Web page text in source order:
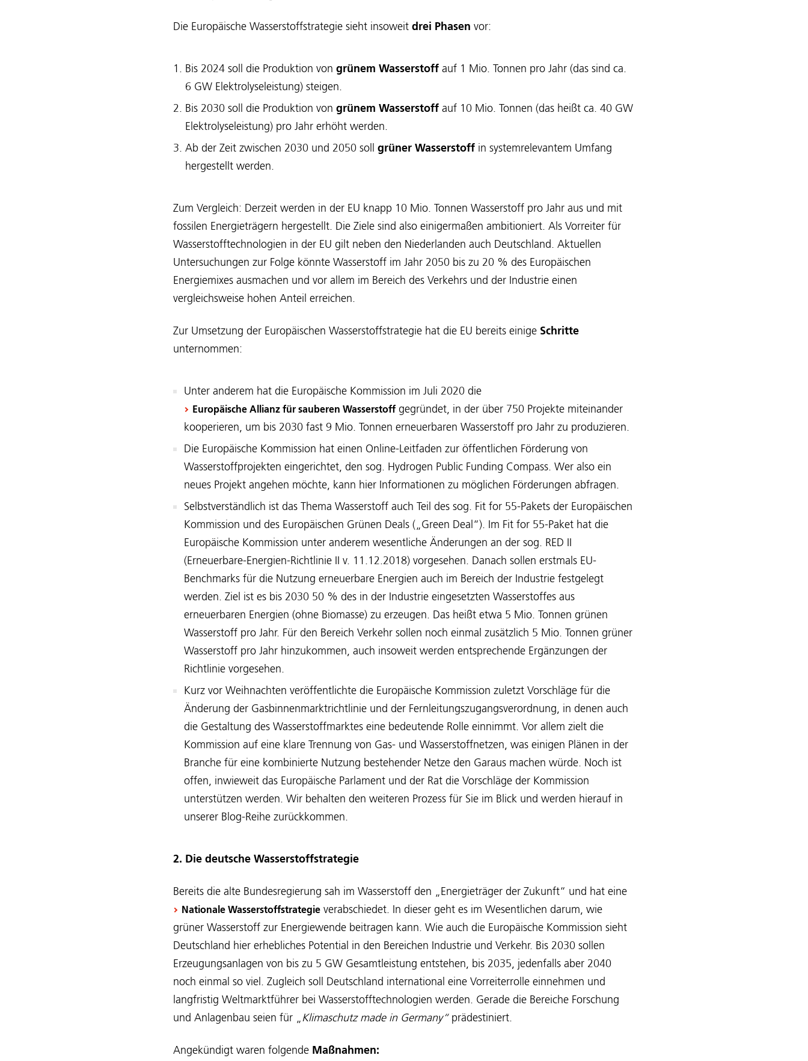
Die Europäische Wasserstoffstrategie sieht insoweit drei Phasen vor:
Bis 2024 soll die Produktion von grünem Wasserstoff auf 1 Mio. Tonnen pro Jahr (das sind ca.
6 GW Elektrolyseleistung) steigen.
Bis 2030 soll die Produktion von grünem Wasserstoff auf 10 Mio. Tonnen (das heißt ca. 40 GW
Elektrolyseleistung) pro Jahr erhöht werden.
Ab der Zeit zwischen 2030 und 2050 soll grüner Wasserstoff in systemrelevantem Umfang
hergestellt werden.
Zum Vergleich: Derzeit werden in der EU knapp 10 Mio. Tonnen Wasserstoff pro Jahr aus und mit
fossilen Energieträgern hergestellt. Die Ziele sind also einigermaßen ambitioniert. Als Vorreiter für
Wasserstofftechnologien in der EU gilt neben den Niederlanden auch Deutschland. Aktuellen
Untersuchungen zur Folge könnte Wasserstoff im Jahr 2050 bis zu 20 % des Europäischen
Energiemixes ausmachen und vor allem im Bereich des Verkehrs und der Industrie einen
vergleichsweise hohen Anteil erreichen.
Zur Umsetzung der Europäischen Wasserstoffstrategie hat die EU bereits einige Schritte
unternommen:
Unter anderem hat die Europäische Kommission im Juli 2020 die
Europäische Allianz für sauberen Wasserstoff gegründet, in der über 750 Projekte miteinander
kooperieren, um bis 2030 fast 9 Mio. Tonnen erneuerbaren Wasserstoff pro Jahr zu produzieren.
Die Europäische Kommission hat einen Online-Leitfaden zur öffentlichen Förderung von
Wasserstoffprojekten eingerichtet, den sog. Hydrogen Public Funding Compass. Wer also ein
neues Projekt angehen möchte, kann hier Informationen zu möglichen Förderungen abfragen.
Selbstverständlich ist das Thema Wasserstoff auch Teil des sog. Fit for 55-Pakets der Europäischen
Kommission und des Europäischen Grünen Deals („Green Deal“). Im Fit for 55-Paket hat die
Europäische Kommission unter anderem wesentliche Änderungen an der sog. RED II
(Erneuerbare-Energien-Richtlinie II v. 11.12.2018) vorgesehen. Danach sollen erstmals EU-
Benchmarks für die Nutzung erneuerbare Energien auch im Bereich der Industrie festgelegt
werden. Ziel ist es bis 2030 50 % des in der Industrie eingesetzten Wasserstoffes aus
erneuerbaren Energien (ohne Biomasse) zu erzeugen. Das heißt etwa 5 Mio. Tonnen grünen
Wasserstoff pro Jahr. Für den Bereich Verkehr sollen noch einmal zusätzlich 5 Mio. Tonnen grüner
Wasserstoff pro Jahr hinzukommen, auch insoweit werden entsprechende Ergänzungen der
Richtlinie vorgesehen.
Kurz vor Weihnachten veröffentlichte die Europäische Kommission zuletzt Vorschläge für die
Änderung der Gasbinnenmarktrichtlinie und der Fernleitungszugangsverordnung, in denen auch
die Gestaltung des Wasserstoffmarktes eine bedeutende Rolle einnimmt. Vor allem zielt die
Kommission auf eine klare Trennung von Gas- und Wasserstoffnetzen, was einigen Plänen in der
Branche für eine kombinierte Nutzung bestehender Netze den Garaus machen würde. Noch ist
offen, inwieweit das Europäische Parlament und der Rat die Vorschläge der Kommission
unterstützen werden. Wir behalten den weiteren Prozess für Sie im Blick und werden hierauf in
unserer Blog-Reihe zurückkommen.
2. Die deutsche Wasserstoffstrategie
Bereits die alte Bundesregierung sah im Wasserstoff den „Energieträger der Zukunft“ und hat eine
Nationale Wasserstoffstrategie verabschiedet. In dieser geht es im Wesentlichen darum, wie
grüner Wasserstoff zur Energiewende beitragen kann. Wie auch die Europäische Kommission sieht
Deutschland hier erhebliches Potential in den Bereichen Industrie und Verkehr. Bis 2030 sollen
Erzeugungsanlagen von bis zu 5 GW Gesamtleistung entstehen, bis 2035, jedenfalls aber 2040
noch einmal so viel. Zugleich soll Deutschland international eine Vorreiterrolle einnehmen und
langfristig Weltmarktführer bei Wasserstofftechnologien werden. Gerade die Bereiche Forschung
und Anlagenbau seien für „Klimaschutz made in Germany“prädestiniert.
Angekündigt waren folgende Maßnahmen: